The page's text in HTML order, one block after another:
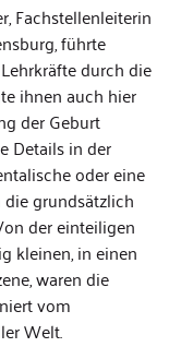
Fachstellenleiterin
führte
durch die
ihnen auch hier
der Geburt
Details in der
oder eine
grundsätzlich
der einteiligen
kleinen, in einen
waren die
vom
Welt.